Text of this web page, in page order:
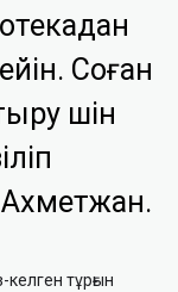
Соған
үшін
Ахметжан.
тұрғын